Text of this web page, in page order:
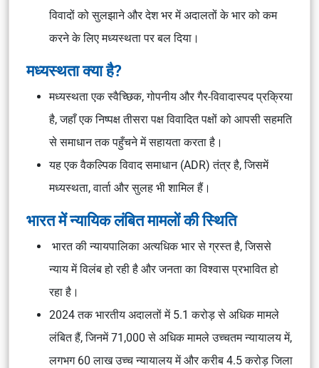
विवादों को सुलझाने और देश भर में अदालतों के भार को कम
करने के लिए मध्यस्थता पर बल दिया।
मध्यस्थता क्या है?
मध्यस्थता एक स्वैच्छिक, गोपनीय और गैर-विवादास्पद प्रक्रिया
है, जहाँ एक निष्पक्ष तीसरा पक्ष विवादित पक्षों को आपसी सहमति
से समाधान तक पहुँचने में सहायता करता है।
यह एक वैकल्पिक विवाद समाधान (ADR) तंत्र है, जिसमें
मध्यस्थता, वार्ता और सुलह भी शामिल हैं।
भारत में न्यायिक लंबित मामलों की स्थिति
भारत की न्यायपालिका अत्यधिक भार से ग्रस्त है, जिससे
न्याय में विलंब हो रही है और जनता का विश्वास प्रभावित हो
रहा है।
2024 तक भारतीय अदालतों में 5.1 करोड़ से अधिक मामले
लंबित हैं, जिनमें 71,000 से अधिक मामले उच्चतम न्यायालय में,
लगभग 60 लाख उच्च न्यायालय में और करीब 4.5 करोड़ जिला